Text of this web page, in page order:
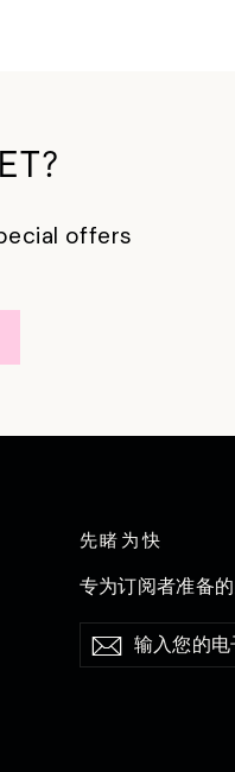
offers
先睹为快
专为订阅者准备
输
入
您
订
阅
订
阅